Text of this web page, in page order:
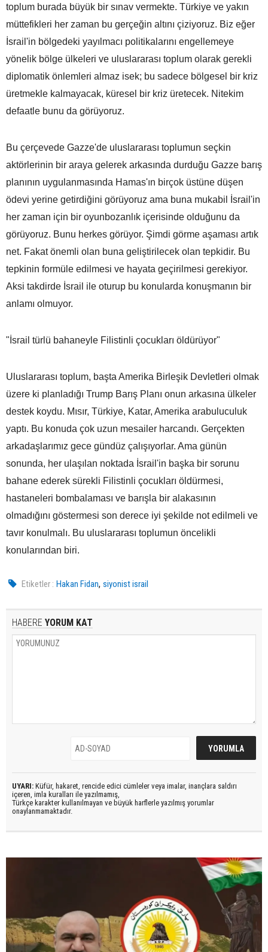
toplum burada büyük bir sınav vermekte. Türkiye ve yakın
müttefikleri her zaman bu gerçeğin altını çiziyoruz. Biz eğer
İsrail'in bölgedeki yayılmacı politikalarını engellemeye
yönelik bölge ülkeleri ve uluslararası toplum olarak gerekli
diplomatik önlemleri almaz isek; bu sadece bölgesel bir kriz
üretmekle kalmayacak, küresel bir kriz üretecek. Nitekim
defaatle bunu da görüyoruz.
Bu çerçevede Gazze'de uluslararası toplumun seçkin
aktörlerinin bir araya gelerek arkasında durduğu Gazze barış
planının uygulanmasında Hamas'ın birçok üstüne düşen
ödevi yerine getirdiğini görüyoruz ama buna mukabil İsrail'in
her zaman için bir oyunbozanlık içerisinde olduğunu da
görüyoruz. Bunu herkes görüyor. Şimdi görme aşaması artık
net. Fakat önemli olan buna geliştirilecek olan tepkidir. Bu
tepkinin formüle edilmesi ve hayata geçirilmesi gerekiyor.
Aksi takdirde İsrail ile oturup bu konularda konuşmanın bir
anlamı olmuyor.
"İsrail türlü bahaneyle Filistinli çocukları öldürüyor"
Uluslararası toplum, başta Amerika Birleşik Devletleri olmak
üzere ki planladığı Trump Barış Planı onun arkasına ülkeler
destek koydu. Mısır, Türkiye, Katar, Amerika arabuluculuk
yaptı. Bu konuda çok uzun mesailer harcandı. Gerçekten
arkadaşlarımız gece gündüz çalışıyorlar. Ama günün
sonunda, her ulaşılan noktada İsrail'in başka bir sorunu
bahane ederek sürekli Filistinli çocukları öldürmesi,
hastaneleri bombalaması ve barışla bir alakasının
olmadığını göstermesi son derece iyi şekilde not edilmeli ve
tavır konulmalı. Bu uluslararası toplumun öncelikli
konularından biri.
Etiketler : Hakan Fidan,siyonist israil
HABERE YORUM KAT
UYARI: Küfür, hakaret, rencide edici cümleler veya imalar, inançlara saldırı
içeren, imla kuralları ile yazılmamış,
Türkçe karakter kullanılmayan ve büyük harflerle yazılmış yorumlar
onaylanmamaktadır.